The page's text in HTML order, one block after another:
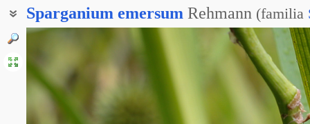
Sparganium emersum Rehmann (familia
Ежеголов простой
Ежеголовка всплывающая
Ежеголовка всплывшая
Ежеголовка простая
Ежеголовник всплывший
Ежеголовник простой